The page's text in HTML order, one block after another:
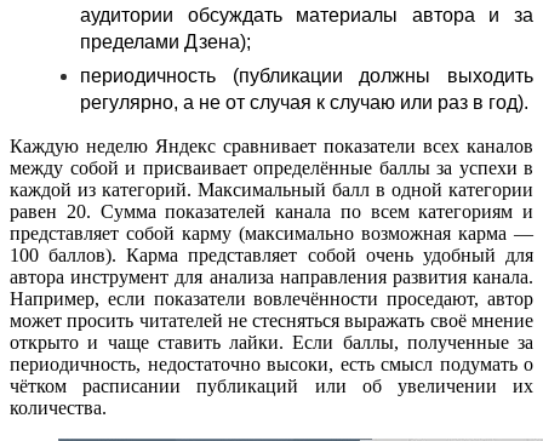
аудитории обсуждать материалы автора и за
пределами Дзена);
периодичность (публикации должны выходить
регулярно, а не от случая к случаю или раз в год).
Каждую неделю Яндекс сравнивает показатели всех каналов
между собой и присваивает определённые баллы за успехи в
каждой из категорий. Максимальный балл в одной категории
равен 20. Сумма показателей канала по всем категориям и
представляет собой карму (максимально возможная карма —
100 баллов). Карма представляет собой очень удобный для
автора инструмент для анализа направления развития канала.
Например, если показатели вовлечённости проседают, автор
может просить читателей не стесняться выражать своё мнение
открыто и чаще ставить лайки. Если баллы, полученные за
периодичность, недостаточно высоки, есть смысл подумать о
чётком расписании публикаций или об увеличении их
количества.